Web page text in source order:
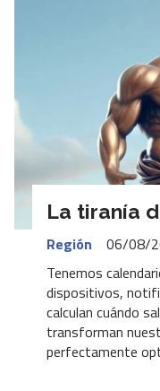
La tiranía
Región
06/08/
Tenemos
dispositivos,
calculan cuándo
transforman
perfectamente